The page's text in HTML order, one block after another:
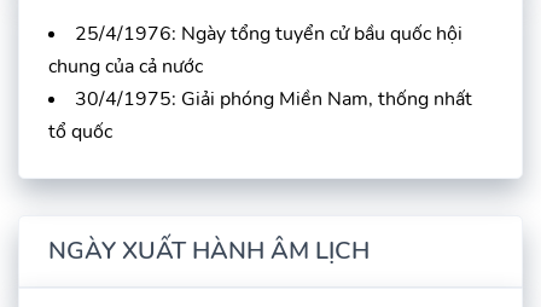
25/4/1976: Ngày tổng tuyển cử bầu quốc hội
chung của cả nước
30/4/1975: Giải phóng Miền Nam, thống nhất
tổ quốc
NGÀY XUẤT HÀNH ÂM LỊCH